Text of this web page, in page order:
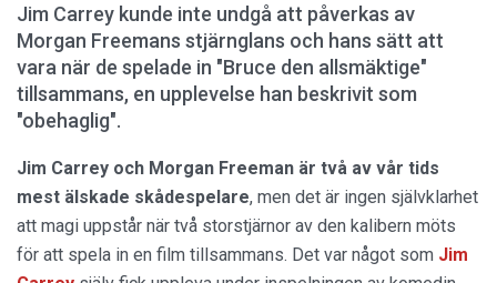
Jim Carrey kunde inte undgå att påverkas av
Morgan Freemans stjärnglans och hans sätt att
vara när de spelade in "Bruce den allsmäktige"
tillsammans, en upplevelse han beskrivit som
"obehaglig".
Jim Carrey och Morgan Freeman är två av vår tids
mest älskade skådespelare, men det är ingen självklarhet
att magi uppstår när två storstjärnor av den kalibern möts
för att spela in en film tillsammans. Det var något som Jim